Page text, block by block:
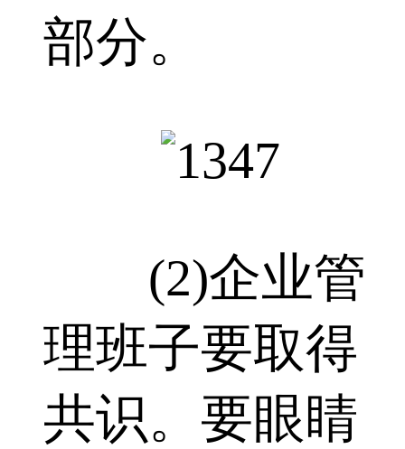
部分。
(2)企业管
理班子要取得
共识。要眼睛